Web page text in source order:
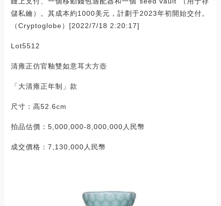
儲私鑰）。其成本約1000美元，計劃于2023年初開始交付。
（Cryptoglobe）[2022/7/18 2:20:17]
Lot5512
清雍正仿官釉雙如意耳大方壺
「大清雍正年制」款
尺寸：高52.6cm
拍品估價：5,000,000-8,000,000人民幣
成交價格：7,130,000人民幣